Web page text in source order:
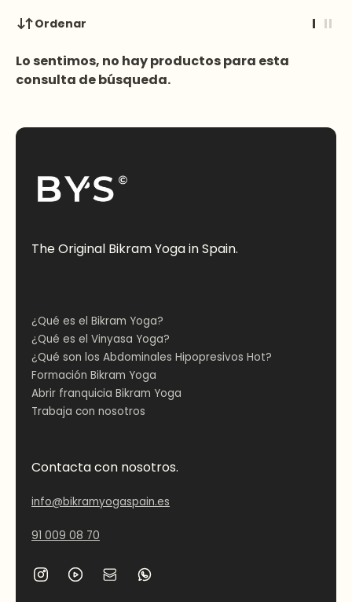
Ordenar
Lo sentimos, no hay productos para esta
consulta de búsqueda.
The Original Bikram Yoga in Spain.
¿Qué es el Bikram Yoga?
¿Qué es el Vinyasa Yoga?
¿Qué son los Abdominales Hipopresivos Hot?
Formación Bikram Yoga
Abrir franquicia Bikram Yoga
Trabaja con nosotros
Contacta con nosotros.
info@bikramyogaspain.es
91 009 08 70